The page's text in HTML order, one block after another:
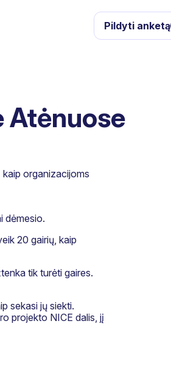
Pildyti anketą
Atėnuose
organizacijoms
dėmesio.
20 gairių, kaip
tik turėti gaires.
sekasi jų siekti.
projekto NICE dalis, jį